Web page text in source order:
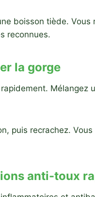
boisson tiède.
reconnues.
la gorge
rapidement.
puis recrachez.
anti-toux